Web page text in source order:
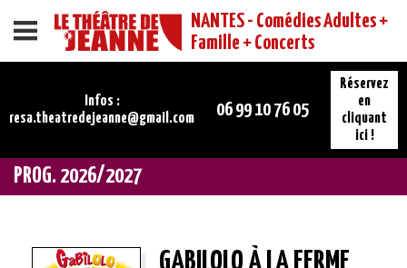
Menu
NANTES - Comédies Adultes +
Famille + Concerts
Infos :
resa.theatredejeanne@gmail.com
06 99 10 76 05
Réservez
en
cliquant
ici !
PROG. 2026/2027